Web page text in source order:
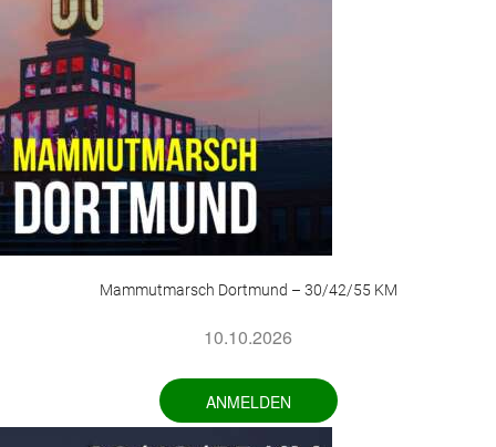
Mammutmarsch Dortmund – 30/42/55 KM
10.10.2026
ANMELDEN